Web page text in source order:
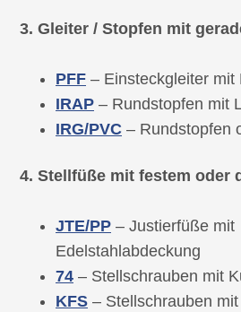
3. Gleiter / Stopfen mit
PFF – Einsteckgleiter mit
IRAP – Rundstopfen mit
IRG/PVC – Rundstopfen
4. Stellfüße mit festem oder
JTE/PP – Justierfüße mit
Edelstahlabdeckung
74 – Stellschrauben mit
KFS – Stellschrauben